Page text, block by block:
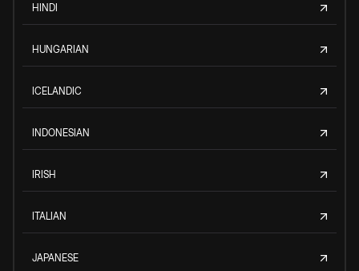
HINDI
HUNGARIAN
ICELANDIC
INDONESIAN
IRISH
ITALIAN
JAPANESE